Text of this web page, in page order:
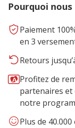
Pourquoi nous
Paiement
en 3
Retours
Profitez de
partenaires et
notre
Plus de